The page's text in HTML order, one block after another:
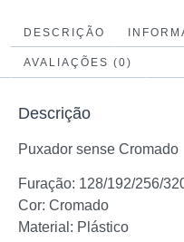
DESCRIÇÃO
AVALIAÇÕES (0)
Descrição
Puxador sense Cromado
Furação: 128/192/256/
Cor: Cromado
Material: Plástico